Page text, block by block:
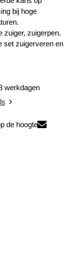
bij hoge
zuiger, zuigerpen,
set zuigerveren en
werkdagen
de hoogte